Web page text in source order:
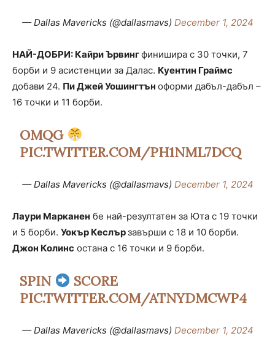
— Dallas Mavericks (@dallasmavs) December 1, 2024
НАЙ-ДОБРИ: Кайри Ървингфинишира с 30 точки, 7
борби и 9 асистенции за Далас. Куентин Граймс
добави 24. Пи Джей Уошингтън оформи дабъл-дабъл –
16 точки и 11 борби.
OMQG
PIC.TWITTER.COM/PH1NML7DCQ
— Dallas Mavericks (@dallasmavs) December 1, 2024
Лаури Марканен бе най-резултатен за Юта с 19 точки
и 5 борби. Уокър Кеслързавърши с 18 и 10 борби.
Джон Колинс остана с 16 точки и 9 борби.
SPIN
SCORE
PIC.TWITTER.COM/ATNYDMCWP4
— Dallas Mavericks (@dallasmavs) December 1, 2024